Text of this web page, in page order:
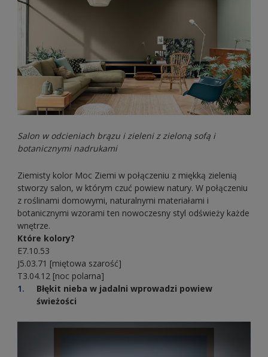
Salon w odcieniach brązu i zieleni z zieloną sofą i
botanicznymi nadrukami
Ziemisty kolor Moc Ziemi w połączeniu z miękką zielenią
stworzy salon, w którym czuć powiew natury. W połączeniu
z roślinami domowymi, naturalnymi materiałami i
botanicznymi wzorami ten nowoczesny styl odświeży każde
wnętrze.
Które kolory?
E7.10.53
J5.03.71 [miętowa szarość]
T3.04.12 [noc polarna]
Błękit nieba w jadalni wprowadzi powiew
świeżości